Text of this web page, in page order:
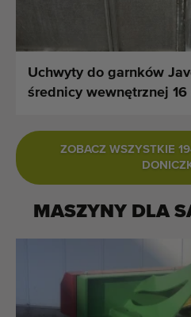
Uchwyty do garnków
średnicy wewnętrznej 16
ZOBACZ WSZYSTKIE
MASZYNY DLA